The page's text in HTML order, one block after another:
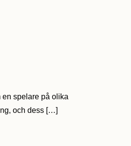
en spelare på olika
och dess […]